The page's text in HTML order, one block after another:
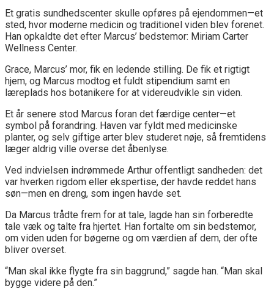
Et gratis sundhedscenter skulle opføres på ejendommen—et
sted, hvor moderne medicin og traditionel viden blev forenet.
Han opkaldte det efter Marcus’ bedstemor: Miriam Carter
Wellness Center.
Grace, Marcus’ mor, fik en ledende stilling. De fik et rigtigt
hjem, og Marcus modtog et fuldt stipendium samt en
læreplads hos botanikere for at videreudvikle sin viden.
Et år senere stod Marcus foran det færdige center—et
symbol på forandring. Haven var fyldt med medicinske
planter, og selv giftige arter blev studeret nøje, så fremtidens
læger aldrig ville overse det åbenlyse.
Ved indvielsen indrømmede Arthur offentligt sandheden: det
var hverken rigdom eller ekspertise, der havde reddet hans
søn—men en dreng, som ingen havde set.
Da Marcus trådte frem for at tale, lagde han sin forberedte
tale væk og talte fra hjertet. Han fortalte om sin bedstemor,
om viden uden for bøgerne og om værdien af dem, der ofte
bliver overset.
“Man skal ikke flygte fra sin baggrund,” sagde han. “Man skal
bygge videre på den.”